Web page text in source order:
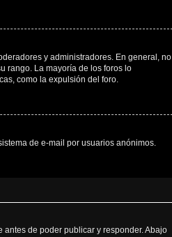
y administradores. En general, no
rango. La mayoría de los foros lo
como la expulsión del foro.
de e-mail por usuarios anónimos.
de poder publicar y responder. Abajo